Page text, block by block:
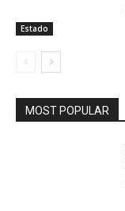
Estado
MOST POPULAR